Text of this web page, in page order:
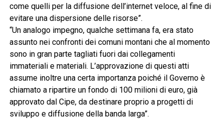
come quelli per la diffusione dell’internet veloce, al fine di
evitare una dispersione delle risorse”.
“Un analogo impegno, qualche settimana fa, era stato
assunto nei confronti dei comuni montani che al momento
sono in gran parte tagliati fuori dai collegamenti
immateriali e materiali. L’approvazione di questi atti
assume inoltre una certa importanza poiché il Governo è
chiamato a ripartire un fondo di 100 milioni di euro, già
approvato dal Cipe, da destinare proprio a progetti di
sviluppo e diffusione della banda larga”.